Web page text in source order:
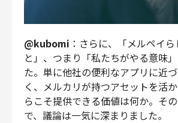
@kubomi ：さらに、「メルペイ
と」、つまり「私たちがやる意味
た。単に他社の便利なアプリに近
く、メルカリが持つアセットを活
らこそ提供できる価値は何か。そ
で、議論は一気に深まりました。